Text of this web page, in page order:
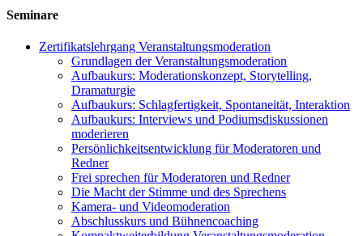
Seminare
Zertifikatslehrgang Veranstaltungsmoderation
Grundlagen der Veranstaltungsmoderation
Aufbaukurs: Moderationskonzept, Storytelling,
Dramaturgie
Aufbaukurs: Schlagfertigkeit, Spontaneität, Interaktion
Aufbaukurs: Interviews und Podiumsdiskussionen
moderieren
Persönlichkeitsentwicklung für Moderatoren und
Redner
Frei sprechen für Moderatoren und Redner
Die Macht der Stimme und des Sprechens
Kamera- und Videomoderation
Abschlusskurs und Bühnencoaching